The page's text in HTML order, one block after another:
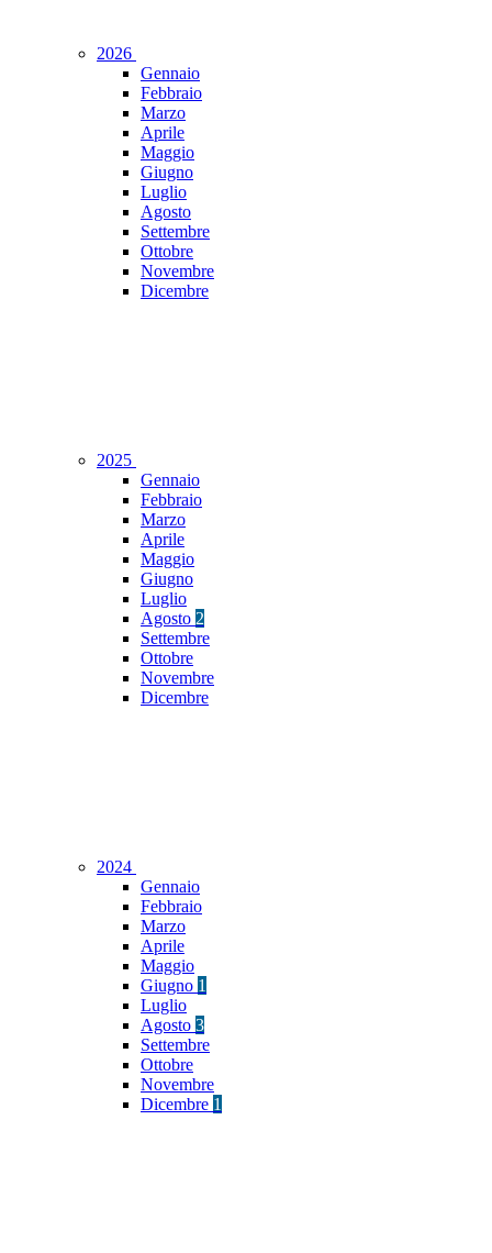
2026
Gennaio
Febbraio
Marzo
Aprile
Maggio
Giugno
Luglio
Agosto
Settembre
Ottobre
Novembre
Dicembre
2025
Gennaio
Febbraio
Marzo
Aprile
Maggio
Giugno
Luglio
Agosto 2
Settembre
Ottobre
Novembre
Dicembre
2024
Gennaio
Febbraio
Marzo
Aprile
Maggio
Giugno 1
Luglio
Agosto 3
Settembre
Ottobre
Novembre
Dicembre 1